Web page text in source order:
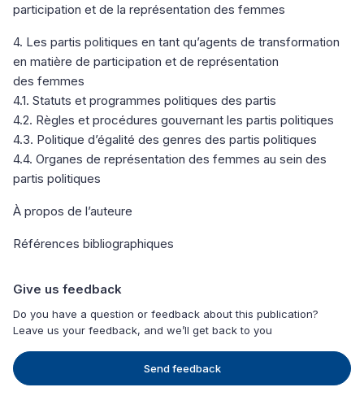
participation et de la représentation des femmes
4. Les partis politiques en tant qu’agents de transformation
en matière de participation et de représentation
des femmes
4.1. Statuts et programmes politiques des partis
4.2. Règles et procédures gouvernant les partis politiques
4.3. Politique d’égalité des genres des partis politiques
4.4. Organes de représentation des femmes au sein des
partis politiques
À propos de l’auteure
Références bibliographiques
Give us feedback
Do you have a question or feedback about this publication?
Leave us your feedback, and we’ll get back to you
Send feedback